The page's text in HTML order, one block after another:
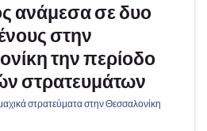
ανάμεσα σε δυο
στην
την περίοδο
στρατευμάτων
στρατεύματα στην Θεσσαλονίκη